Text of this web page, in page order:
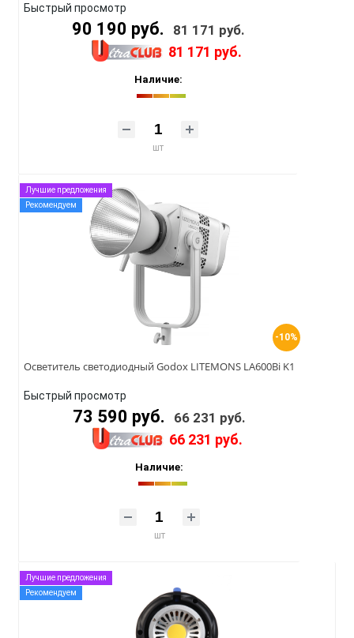
Быстрый просмотр
90 190 руб. 81 171 руб.
81 171 руб.
Наличие:
шт
-10%
Лучшие предложения
Рекомендуем
Осветитель светодиодный Godox LITEMONS LA600Bi K1
Быстрый просмотр
73 590 руб. 66 231 руб.
66 231 руб.
Наличие:
шт
Лучшие предложения
Рекомендуем